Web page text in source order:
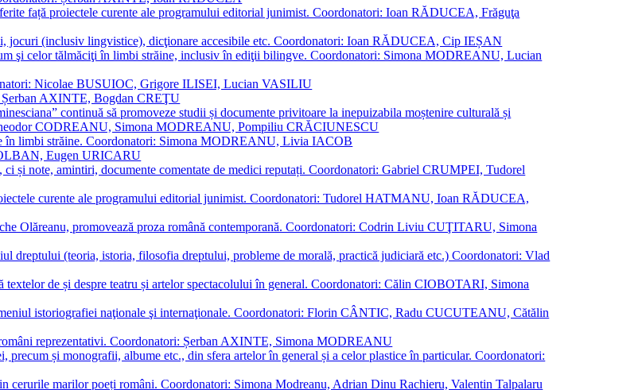
față proiectele curente ale programului editorial junimist. Coordonatori: Ioan RĂDUCEA, Frăguţa
jocuri (inclusiv lingvistice), dicţionare accesibile etc. Coordonatori: Ioan RĂDUCEA, Cip IEȘAN
şi celor tălmăciţi în limbi străine, inclusiv în ediţii bilingve. Coordonatori: Simona MODREANU, Lucian
Nicolae BUSUIOC, Grigore ILISEI, Lucian VASILIU
Șerban AXINTE, Bogdan CREŢU
continuă să promoveze studii și documente privitoare la inepuizabila moștenire culturală și
CODREANU, Simona MODREANU, Pompiliu CRĂCIUNESCU
în limbi străine. Coordonatori: Simona MODREANU, Livia IACOB
Eugen URICARU
și note, amintiri, documente comentate de medici reputați. Coordonatori: Gabriel CRUMPEI, Tudorel
curente ale programului editorial junimist. Coordonatori: Tudorel HATMANU, Ioan RĂDUCEA,
Olăreanu, promovează proza română contemporană. Coordonatori: Codrin Liviu CUŢITARU, Simona
dreptului (teoria, istoria, filosofia dreptului, probleme de morală, practică judiciară etc.) Coordonatori: Vlad
textelor de și despre teatru și artelor spectacolului în general. Coordonatori: Călin CIOBOTARI, Simona
istoriografiei naţionale şi internaţionale. Coordonatori: Florin CÂNTIC, Radu CUCUTEANU, Cătălin
reprezentativi. Coordonatori: Șerban AXINTE, Simona MODREANU
precum și monografii, albume etc., din sfera artelor în general și a celor plastice în particular. Coordonatori:
cerurile marilor poeți români. Coordonatori: Simona Modreanu, Adrian Dinu Rachieru, Valentin Talpalaru